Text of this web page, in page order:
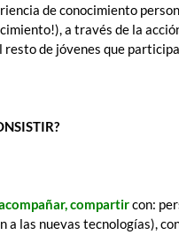
de conocimiento
a través de la
resto de jóvenes que
compartircon:
a las nuevas tecnologías),